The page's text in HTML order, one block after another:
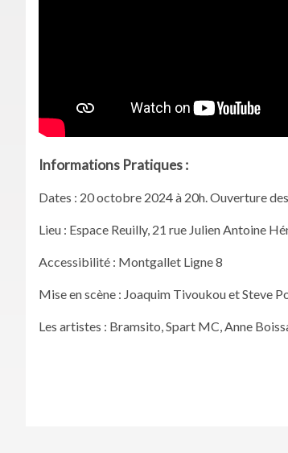
Informations Pratiques :
Dates : 20 octobre 2024 à 20h. Ouverture
Lieu : Espace Reuilly, 21 rue Julien Antoine
Accessibilité : Montgallet Ligne 8
Mise en scène : Joaquim Tivoukou et Steve
Les artistes : Bramsito, Spart MC, Anne